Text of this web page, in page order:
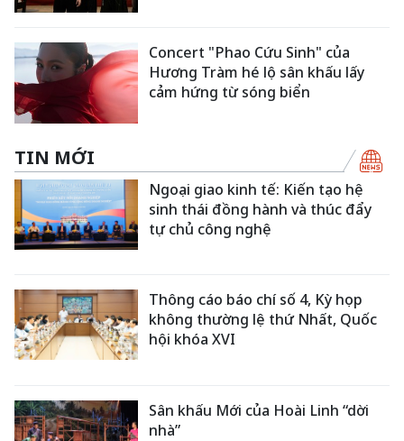
Concert "Phao Cứu Sinh" của
Hương Tràm hé lộ sân khấu lấy
cảm hứng từ sóng biển
TIN MỚI
Ngoại giao kinh tế: Kiến tạo hệ
sinh thái đồng hành và thúc đẩy
tự chủ công nghệ
Thông cáo báo chí số 4, Kỳ họp
không thường lệ thứ Nhất, Quốc
hội khóa XVI
Sân khấu Mới của Hoài Linh “dời
nhà”